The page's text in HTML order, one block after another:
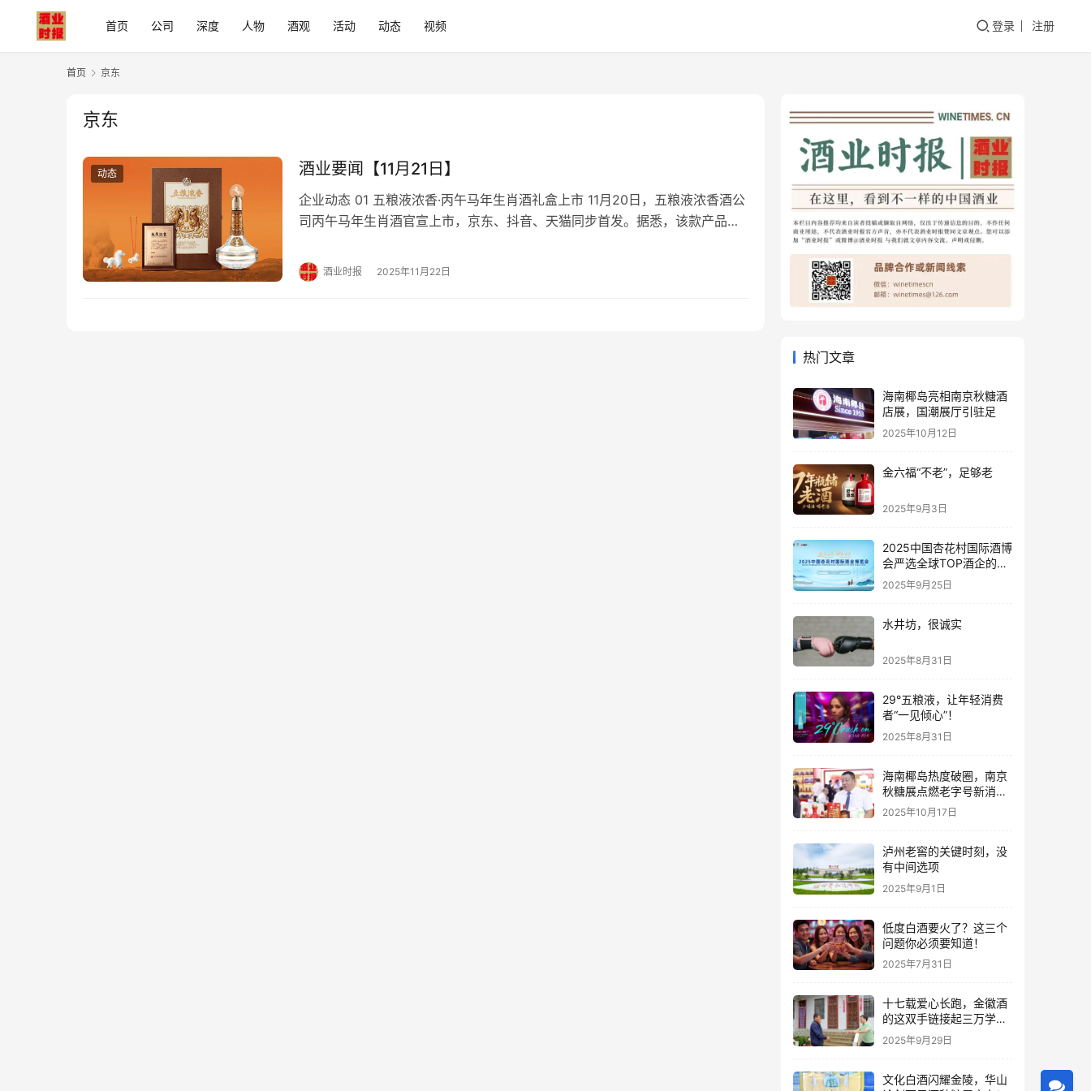
首页 公司 深度 人物 酒观 活动 动态 视频 登录 注册
首页 京东
京东
动态 酒业要闻【11月21日】
企业动态 01 五粮液浓香·丙午马年生肖酒礼盒上市 11月20日，五粮液浓香酒公
司丙午马年生肖酒官宣上市，京东、抖音、天猫同步首发。据悉，该款产品为
五粮液联手京东共拓消费新场景 11月17日，以“十年知遇，盛启未来”为主题的
五粮液×京东品酒会在海南三亚举行。双方表示将进一步加…
酒业时报 2025年11月22日
热门文章
海南椰岛亮相南京秋糖酒
店展，国潮展厅引驻足
2025年10月12日
金六福“不老”，足够老
2025年9月3日
2025中国杏花村国际酒博
会严选全球TOP酒企的底
气何在？
2025年9月25日
水井坊，很诚实
2025年8月31日
29°五粮液，让年轻消费
者“一见倾心”！
2025年8月31日
海南椰岛热度破圈，南京
秋糖展点燃老字号新消费
热潮
2025年10月17日
泸州老窖的关键时刻，没
有中间选项
2025年9月1日
低度白酒要火了？这三个
问题你必须要知道！
2025年7月31日
十七载爱心长跑，金徽酒
的这双手链接起三万学子
的人生路
2025年9月29日
文化白酒闪耀金陵，华山